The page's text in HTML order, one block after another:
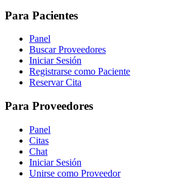
Para Pacientes
Panel
Buscar Proveedores
Iniciar Sesión
Registrarse como Paciente
Reservar Cita
Para Proveedores
Panel
Citas
Chat
Iniciar Sesión
Unirse como Proveedor